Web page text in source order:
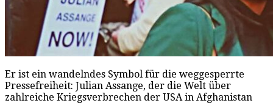
Er ist ein wandelndes Symbol für die weggesperrte
Pressefreiheit: Julian Assange, der die Welt über
zahlreiche Kriegsverbrechen der USA in Afghanistan